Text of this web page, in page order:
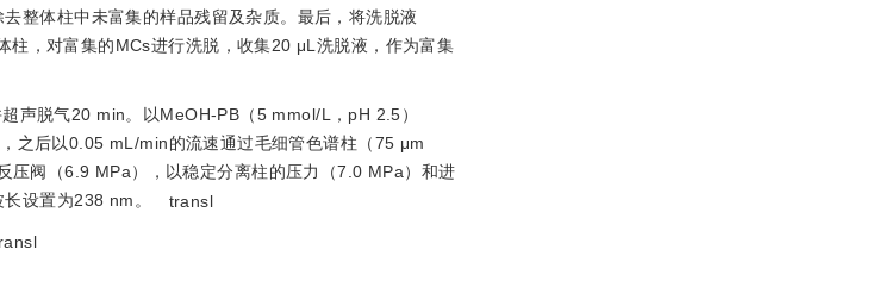
整体柱中未富集的样品残留及杂质。最后，将洗脱液
，对富集的MCs进行洗脱，收集20 μL洗脱液，作为富集
声脱气20 min。以MeOH-PB（5 mmol/L，pH 2.5）
之后以0.05 mL/min的流速通过毛细管色谱柱（75 μm
阀（6.9 MPa），以稳定分离柱的压力（7.0 MPa）和进
设置为238 nm。
transl